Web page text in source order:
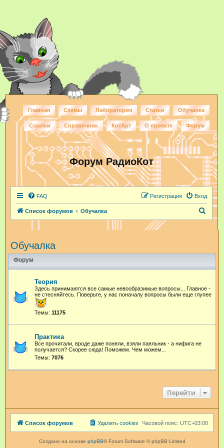
Главная Схемы Лаборатория Статьи Обучалка
Ссылки Справочник КотАрт О проекте Форум
Форум РадиоКот
FAQ Вход
Регистрация
Список форумов Обучалка
Обучалка
Форум
Теория
Здесь принимаются все самые невообразимые вопросы... Главное -
не стесняйтесь. Поверьте, у нас поначалу вопросы были еще глупее
Темы: 11175
Практика
Все прочитали, вроде даже поняли, взяли паяльник - а нифига не
получается? Скорее сюда! Поможем. Чем можем...
Темы: 7076
Перейти
Список форумов Часовой пояс: UTC+03:00
Удалить cookies
Создано на основе phpBB® Forum Software © phpBB Limited